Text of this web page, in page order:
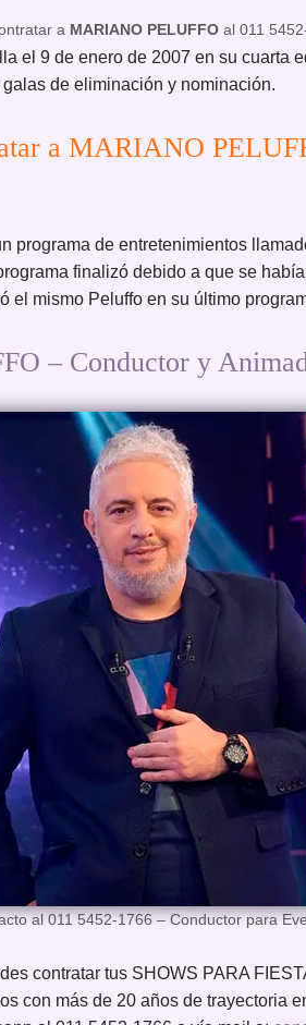
a MARIANO PELUFFOal 011
el 9 de enero de 2007 en su cuarta
de eliminación y nominación.
a MARIANO
programa de entretenimientos
finalizó debido a que se
el mismo Peluffo en su último
– Conductor y
al 011 5452-1766 – Conductor para
contratar tus SHOWS PARA
con más de 20 años de trayectoria